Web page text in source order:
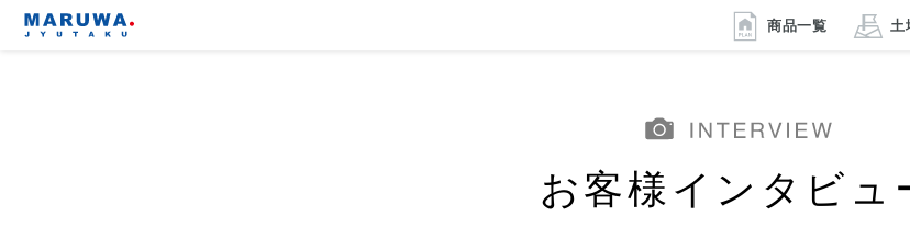
商品一覧 土
お客様インタビュ